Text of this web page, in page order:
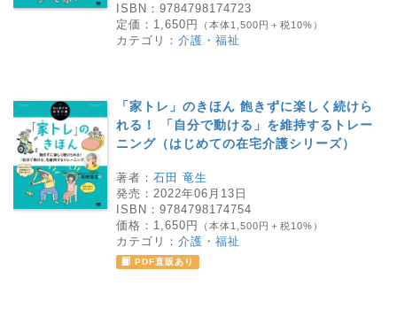
ISBN： 9784798174723
定価： 1,650円 （本体1,500円＋税10%）
カテゴリ： 介護・福祉
「家トレ」のきほん 飽きずに楽しく続けら
れる！ 「自分で動ける」を維持するトレー
ニング（はじめての在宅介護シリーズ）
著者： 石田 竜生
発売： 2022年06月13日
ISBN： 9784798174754
価格： 1,650円 （本体1,500円＋税10%）
カテゴリ： 介護・福祉
PDF直販あり